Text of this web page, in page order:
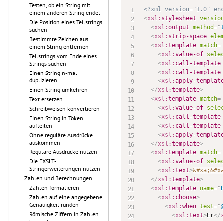
Testen, ob ein String mit
einem anderen String endet
Die Position eines Teilstrings
suchen
Bestimmte Zeichen aus
einem String entfernen
Teilstrings vom Ende eines
Strings suchen
Einen String n-mal
duplizieren
Einen String umkehren
Text ersetzen
Schreibweisen konvertieren
Einen String in Token
aufteilen
Ohne reguläre Ausdrücke
auskommen
Reguläre Ausdrücke nutzen
Die EXSLT-
Stringerweiterungen nutzen
Zahlen und Berechnungen
Zahlen formatieren
Zahlen auf eine angegebene
Genauigkeit runden
Römische Ziffern in Zahlen
<?xml version="1.0"
<xsl: stylesheet
<xsl:output method="
<xsl: strip-space
<xsl:template match=
<xsl:value-of
<xsl: call-template
<xsl: call-template
<xsl:apply-
</xsl:template>
<xsl:template match=
<xsl:value-of
<xsl: call-template
<xsl: call-template
<xsl:apply-
</xsl:template>
<xsl:template match=
<xsl:value-of
<xsl:text>&#xa;
</xsl:template>
<xsl:template name="
<xsl: choose>
<xsl:when test="
<xsl:text>Er</